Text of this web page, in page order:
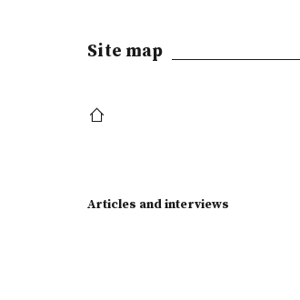
Site map
Articles and interviews